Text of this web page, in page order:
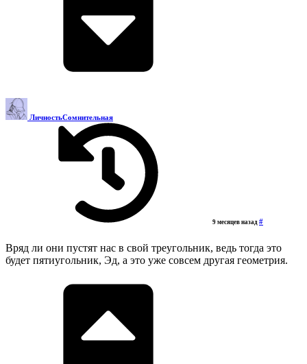
ЛичностьСомнительная
9 месяцев назад #
Вряд ли они пустят нас в свой треугольник, ведь тогда это
будет пятиугольник, Эд, а это уже совсем другая геометрия.